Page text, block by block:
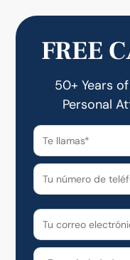
FREE
50+ Years
Personal